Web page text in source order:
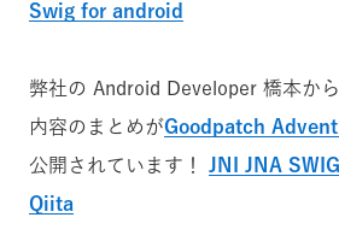
Swig for android
弊社の Android Developer 橋本か
内容のまとめがGoodpatch
公開されています！ JNI JNA
Qiita